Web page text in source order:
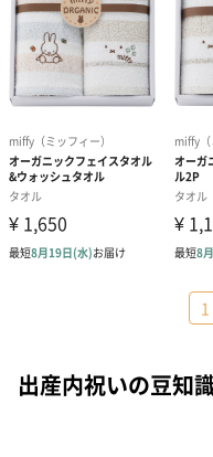
1
出産内祝いの豆知
出産内祝いとは